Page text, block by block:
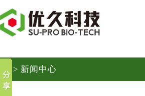
> 新闻中心